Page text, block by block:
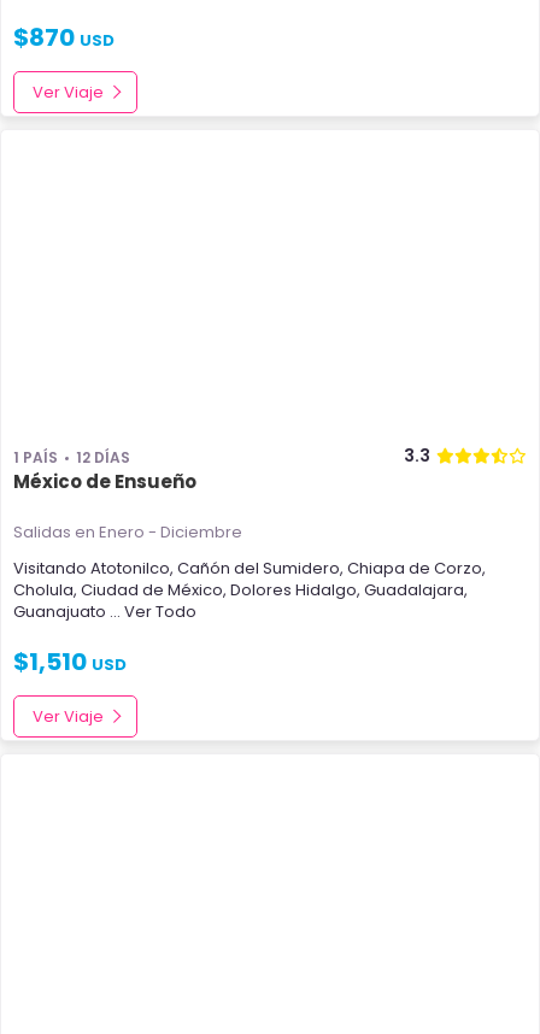
$870 USD
Ver Viaje
1 PAÍS 12 DÍAS 3.3
México de Ensueño
Salidas en Enero - Diciembre
Visitando Atotonilco, Cañón del Sumidero, Chiapa de Corzo,
Cholula, Ciudad de México, Dolores Hidalgo, Guadalajara,
Guanajuato ... Ver Todo
$1,510 USD
Ver Viaje